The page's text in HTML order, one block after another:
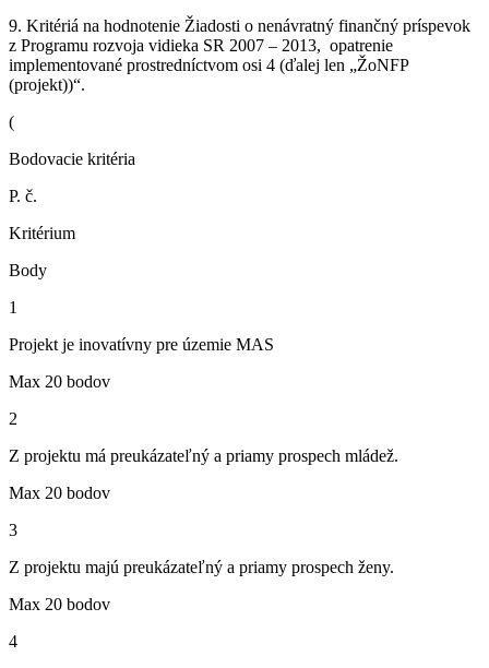
9. Kritériá na hodnotenie Žiadosti o nenávratný finančný príspevok
z Programu rozvoja vidieka SR 2007 – 2013, opatrenie
implementované prostredníctvom osi 4 (ďalej len „ŽoNFP
(projekt))“.
(
Bodovacie kritéria
P. č.
Kritérium
Body
1
Projekt je inovatívny pre územie MAS
Max 20 bodov
2
Z projektu má preukázateľný a priamy prospech mládež.
Max 20 bodov
3
Z projektu majú preukázateľný a priamy prospech ženy.
Max 20 bodov
4